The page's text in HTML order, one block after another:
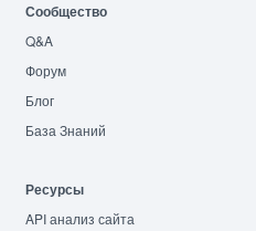
Сообщество
Q&A
Форум
Блог
База Знаний
Ресурсы
API анализ сайта